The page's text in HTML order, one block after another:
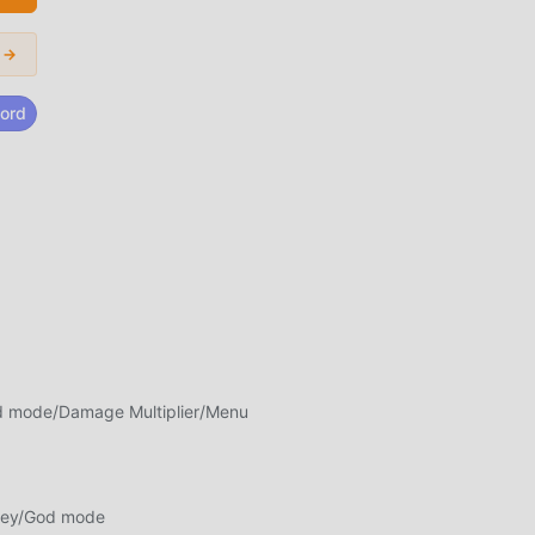
→
mode/Damage Multiplier/Menu
God mode